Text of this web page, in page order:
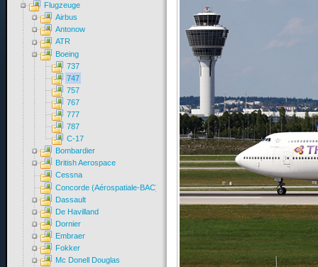
Flugzeuge
Airbus
Antonow
ATR
Boeing
737
747
757
767
777
787
C-17
Bombardier
British Aerospace
Cessna
Concorde (Aérospatiale-BAC)
Dassault
De Havilland
Dornier
Embraer
Fokker
Mc Donell Douglas